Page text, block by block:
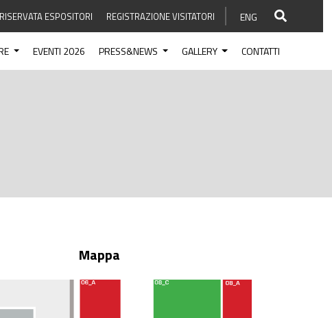
ESPOSITORI REGISTRAZIONE VISITATORI ENG
EVENTI 2026 PRESS&NEWS GALLERY CONTATTI
Mappa